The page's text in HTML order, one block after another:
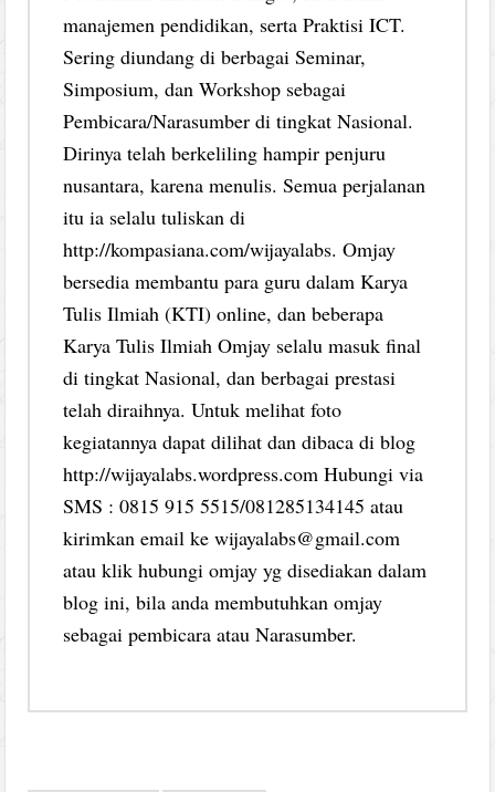
manajemen pendidikan, serta Praktisi ICT.
Sering diundang di berbagai Seminar,
Simposium, dan Workshop sebagai
Pembicara/Narasumber di tingkat Nasional.
Dirinya telah berkeliling hampir penjuru
nusantara, karena menulis. Semua perjalanan
itu ia selalu tuliskan di
http://kompasiana.com/wijayalabs. Omjay
bersedia membantu para guru dalam Karya
Tulis Ilmiah (KTI) online, dan beberapa
Karya Tulis Ilmiah Omjay selalu masuk final
di tingkat Nasional, dan berbagai prestasi
telah diraihnya. Untuk melihat foto
kegiatannya dapat dilihat dan dibaca di blog
http://wijayalabs.wordpress.com Hubungi via
SMS : 0815 915 5515/081285134145 atau
kirimkan email ke wijayalabs@gmail.com
atau klik hubungi omjay yg disediakan dalam
blog ini, bila anda membutuhkan omjay
sebagai pembicara atau Narasumber.